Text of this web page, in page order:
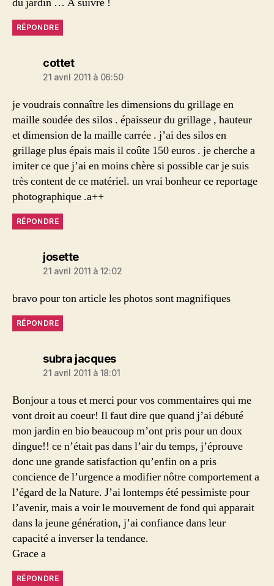
RÉPONDRE
cottetdit :
21 avril 2011 à 06:50
je voudrais connaître les dimensions du grillage en
maille soudée des silos . épaisseur du grillage , hauteur
et dimension de la maille carrée . j’ai des silos en
grillage plus épais mais il coûte 150 euros . je cherche a
imiter ce que j’ai en moins chère si possible car je suis
très content de ce matériel. un vrai bonheur ce reportage
photographique .a++
RÉPONDRE
josettedit :
21 avril 2011 à 12:02
bravo pour ton article les photos sont magnifiques
RÉPONDRE
subra jacquesdit :
21 avril 2011 à 18:01
Bonjour a tous et merci pour vos commentaires qui me
vont droit au coeur! Il faut dire que quand j’ai débuté
mon jardin en bio beaucoup m’ont pris pour un doux
dingue!! ce n’était pas dans l’air du temps, j’éprouve
donc une grande satisfaction qu’enfin on a pris
concience de l’urgence a modifier nôtre comportement a
l’égard de la Nature. J’ai lontemps été pessimiste pour
l’avenir, mais a voir le mouvement de fond qui apparait
dans la jeune génération, j’ai confiance dans leur
capacité a inverser la tendance.
Grace a
RÉPONDRE